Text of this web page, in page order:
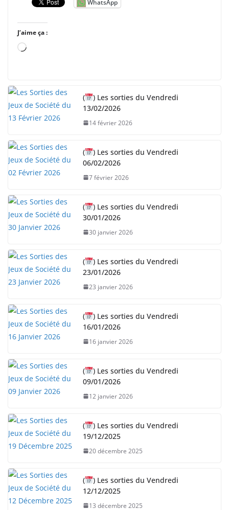
WhatsApp
J’aime ça :
C
n
t
…
(
) Les sorties du Vendredi
13/02/2026
14 février 2026
(
) Les sorties du Vendredi
06/02/2026
7 février 2026
(
) Les sorties du Vendredi
30/01/2026
30 janvier 2026
(
) Les sorties du Vendredi
23/01/2026
23 janvier 2026
(
) Les sorties du Vendredi
16/01/2026
16 janvier 2026
(
) Les sorties du Vendredi
09/01/2026
12 janvier 2026
(
) Les sorties du Vendredi
19/12/2025
20 décembre 2025
(
) Les sorties du Vendredi
12/12/2025
13 décembre 2025